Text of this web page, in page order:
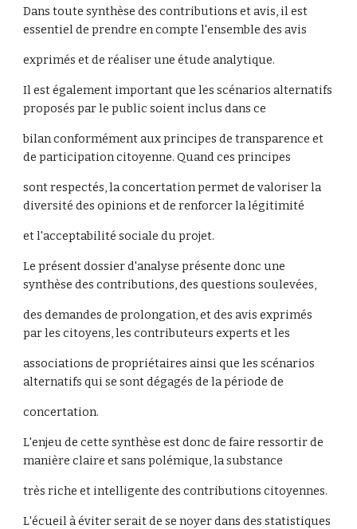
Dans toute synthèse des contributions et avis, il est
essentiel de prendre en compte l'ensemble des avis
exprimés et de réaliser une étude analytique.
Il est également important que les scénarios alternatifs
proposés par le public soient inclus dans ce
bilan conformément aux principes de transparence et
de participation citoyenne. Quand ces principes
sont respectés, la concertation permet de valoriser la
diversité des opinions et de renforcer la légitimité
et l'acceptabilité sociale du projet.
Le présent dossier d'analyse présente donc une
synthèse des contributions, des questions soulevées,
des demandes de prolongation, et des avis exprimés
par les citoyens, les contributeurs experts et les
associations de propriétaires ainsi que les scénarios
alternatifs qui se sont dégagés de la période de
concertation.
L'enjeu de cette synthèse est donc de faire ressortir de
manière claire et sans polémique, la substance
très riche et intelligente des contributions citoyennes.
L'écueil à éviter serait de se noyer dans des statistiques